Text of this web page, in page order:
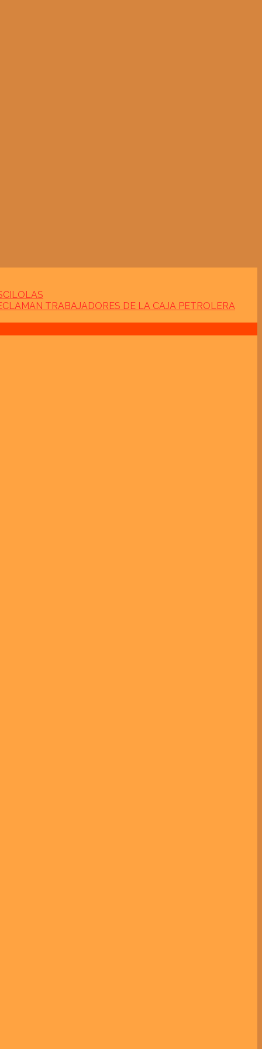
TRABAJADORES DE LA CAJA PETROLERA